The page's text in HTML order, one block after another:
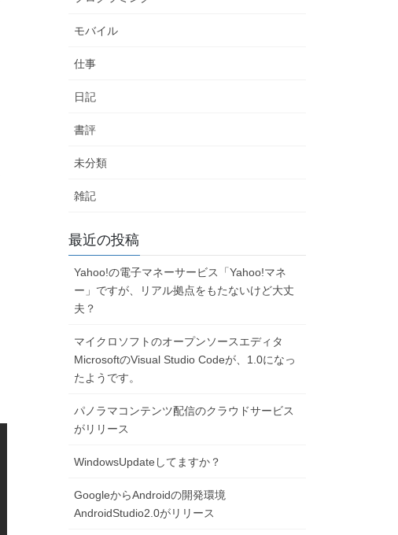
モバイル
仕事
日記
書評
未分類
雑記
最近の投稿
Yahoo!の電子マネーサービス「Yahoo!マネ
ー」ですが、リアル拠点をもたないけど大丈
夫？
マイクロソフトのオープンソースエディタ
MicrosoftのVisual Studio Codeが、1.0になっ
たようです。
パノラマコンテンツ配信のクラウドサービス
がリリース
WindowsUpdateしてますか？
GoogleからAndroidの開発環境
AndroidStudio2.0がリリース